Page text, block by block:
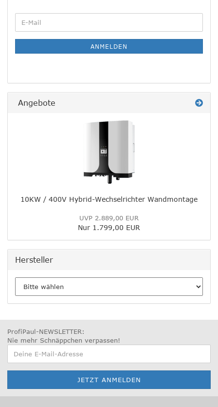
ZURE-
Mail
ANMELDEN
Angebote
10KW / 400V Hybrid-Wechselrichter Wandmontage
UVP 2.889,00 EUR
Nur 1.799,00 EUR
Hersteller
ProfiPaul-NEWSLETTER:
Nie mehr Schnäppchen verpassen!